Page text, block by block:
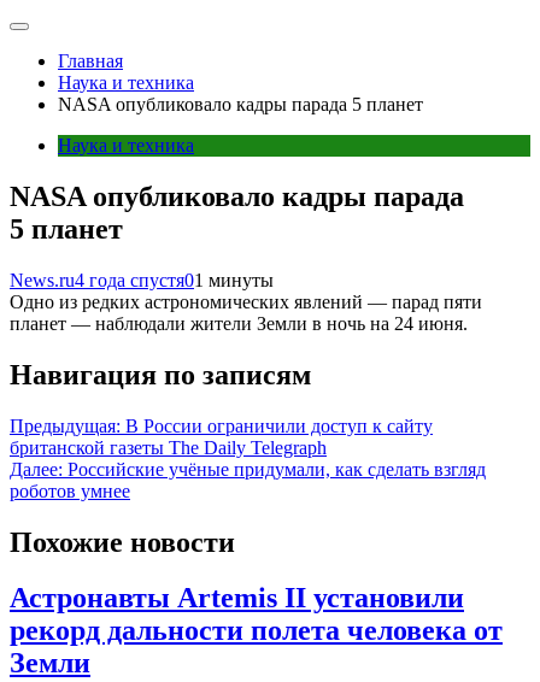
Главная
Наука и техника
NASA опубликовало кадры парада 5 планет
Наука и техника
NASA опубликовало кадры парада
5 планет
News.ru4 года спустя01 минуты
Одно из редких астрономических явлений — парад пяти
планет — наблюдали жители Земли в ночь на 24 июня.
Навигация по записям
Предыдущая: В России ограничили доступ к сайту
британской газеты The Daily Telegraph
Далее: Российские учёные придумали, как сделать взгляд
роботов умнее
Похожие новости
Астронавты Artemis II установили
рекорд дальности полета человека от
Земли